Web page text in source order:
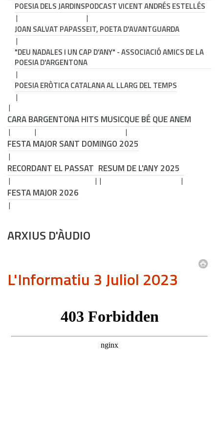
POESIA DELS JARDINSPODCAST VICENT ANDRÉS ESTELLÉS
JOAN SALVAT PAPASSEIT, POETA D'AVANTGUARDA
"DEU NADALES I UN CAP D'ANY" - ASSOCIACIÓ AMICS DE LA
POESIA D'ARGENTONA
POESIA ERÒTICA CATALANA AL LLARG DEL TEMPS
CARA BARGENTONA HITS MUSICQUE BÉ QUE ANEM
FESTA MAJOR SANT DOMINGO 2025
RECORDANT EL PASSAT RESUM DE L'ANY 2025
FESTA MAJOR 2026
ARXIUS D'ÀUDIO
L'Informatiu 3 Juliol 2023